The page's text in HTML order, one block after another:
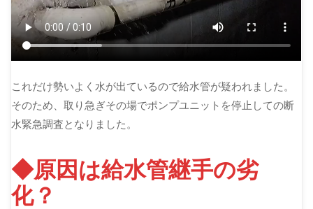
これだけ勢いよく水が出ているので給水管が疑われました。
そのため、取り急ぎその場でポンプユニットを停止しての断
水緊急調査となりました。
◆原因は給水管継手の劣
化？